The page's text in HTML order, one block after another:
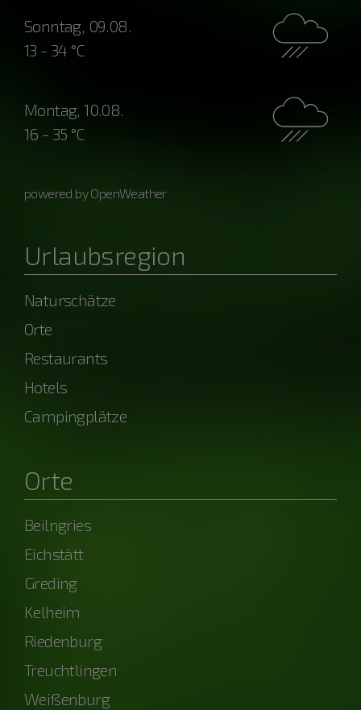
Sonntag, 09.08.
13 - 34 °C
Montag, 10.08.
16 - 35 °C
powered by OpenWeather
Urlaubsregion
Naturschätze
Orte
Restaurants
Hotels
Campingplätze
Orte
Beilngries
Eichstätt
Greding
Kelheim
Riedenburg
Treuchtlingen
Weißenburg